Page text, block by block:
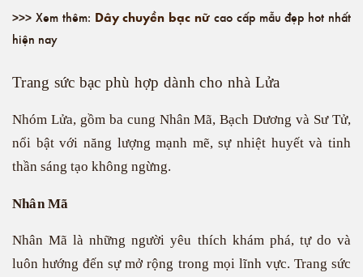
>>> Xem thêm: Dây chuyền bạc nữ cao cấp mẫu đẹp hot nhất
hiện nay
Trang sức bạc phù hợp dành cho nhà Lửa
Nhóm Lửa, gồm ba cung Nhân Mã, Bạch Dương và Sư Tử,
nổi bật với năng lượng mạnh mẽ, sự nhiệt huyết và tinh
thần sáng tạo không ngừng.
Nhân Mã
Nhân Mã là những người yêu thích khám phá, tự do và
luôn hướng đến sự mở rộng trong mọi lĩnh vực. Trang sức